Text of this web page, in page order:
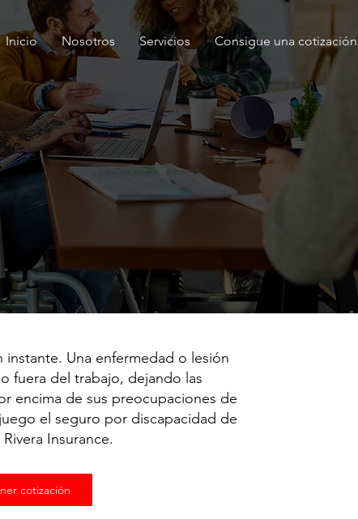
Inicio Nosotros Servicios Consigue una cotización
instante. Una enfermedad o lesión
fuera del trabajo, dejando las
encima de sus preocupaciones de
el seguro por discapacidad de
Insurance.
cotización